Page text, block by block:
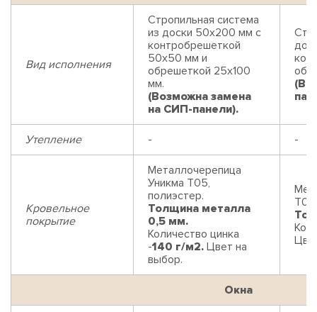
Вид исполнения
Стропильная система
из доски 50х200 мм с
контробрешеткой
50х50 мм и
обрешеткой 25х100
мм.
(Возможна замена
на СИП-панели).
Утепление - -
Кровельное
покрытие
Металлочерепица
Уникма Т05,
полиэстер.
Толщина металла
0,5 мм.
Количество цинка
-140 г/м2. Цвет на
выбор.
Окна